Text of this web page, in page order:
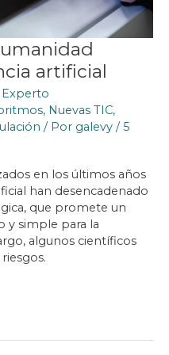
artificial
Experto
, Nuevas TIC,
/ Por galevy /5
en los últimos años
han desencadenado
que promete un
y simple para la
algunos científicos